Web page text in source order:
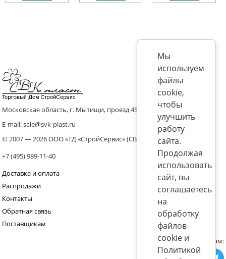
Московская область, г. Мытищи, проезд 4536 владение 8, стр.10
E-mail: sale@svk-plast.ru
© 2007 — 2026 ООО «ТД «СтройСервис» (СВК)
+7 (495) 989-11-40
Доставка и оплата
Распродажи
Контакты
Обратная связь
Поставщикам
Присоединяйтесь к нам:
Мы
используем
файлы
cookie,
чтобы
улучшить
работу
сайта.
Продолжая
использовать
сайт, вы
соглашаетесь
на
обработку
файлов
cookie и
Политикой